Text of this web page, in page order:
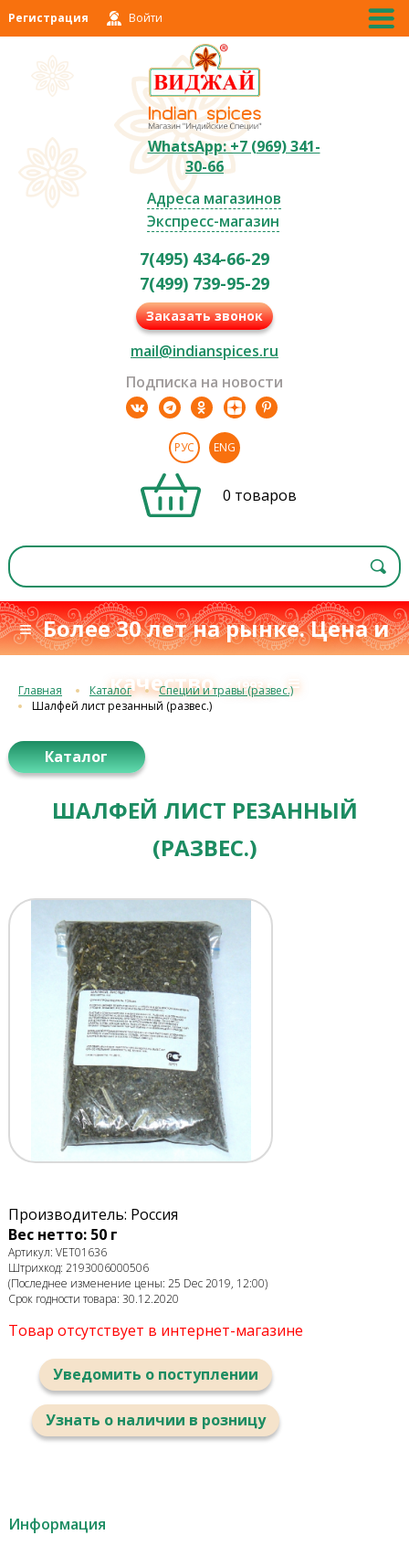
Регистрация Войти
WhatsApp: +7 (969) 341-
30-66
Адреса магазинов
Экспресс-магазин
7(495) 434-66-29
7(499) 739-95-29
Заказать звонок
mail@indianspices.ru
Подписка на новости
РУС ENG
0 товаров
≡ Более 30 лет на рынке. Цена и
качествос 1993 г.≡
Главная Каталог
Специи и травы (развес.)
Шалфей лист резанный (развес.)
Каталог
ШАЛФЕЙ ЛИСТ РЕЗАННЫЙ
(РАЗВЕС.)
Производитель: Россия
Вес нетто: 50 г
Артикул: VET01636
Штрихкод: 2193006000506
(Последнее изменение цены: 25 Dec 2019, 12:00)
Срок годности товара: 30.12.2020
Товар отсутствует в интернет-магазине
Уведомить о поступлении
Узнать о наличии в розницу
Информация